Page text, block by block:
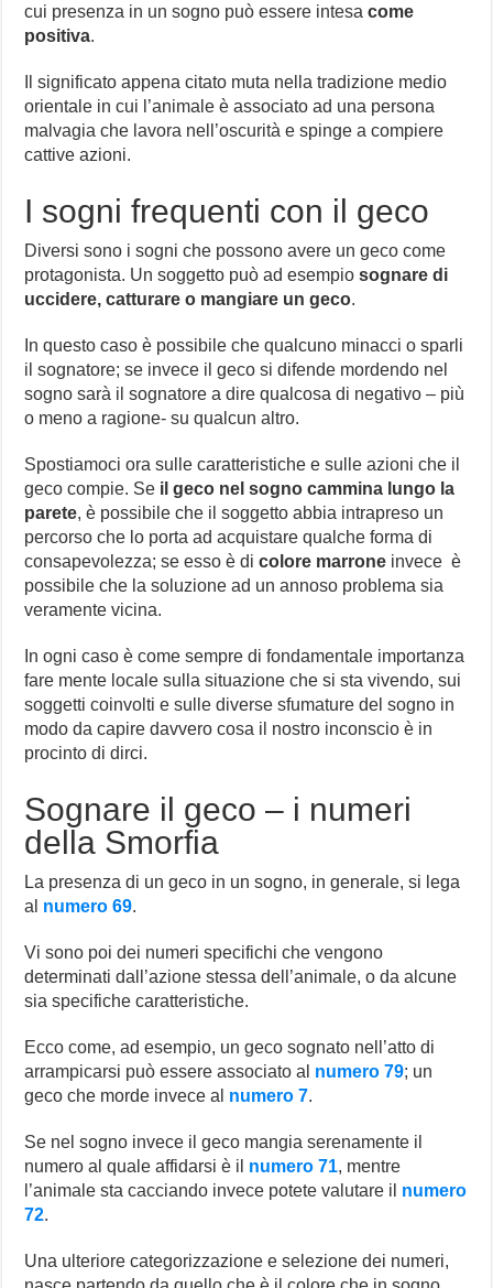
cui presenza in un sogno può essere intesacome
positiva.
Il significato appena citato muta nella tradizione medio
orientale in cui l’animale è associato ad una persona
malvagia che lavora nell’oscurità e spinge a compiere
cattive azioni.
I sogni frequenti con il geco
Diversi sono i sogni che possono avere un geco come
protagonista. Un soggetto può ad esempiosognare di
uccidere, catturare o mangiare un geco.
In questo caso è possibile che qualcuno minacci o sparli
il sognatore; se invece il geco si difende mordendo nel
sogno sarà il sognatore a dire qualcosa di negativo – più
o meno a ragione- su qualcun altro.
Spostiamoci ora sulle caratteristiche e sulle azioni che il
geco compie. Se il geco nel sogno cammina lungo la
parete, è possibile che il soggetto abbia intrapreso un
percorso che lo porta ad acquistare qualche forma di
consapevolezza; se esso è dicolore marrone invece è
possibile che la soluzione ad un annoso problema sia
veramente vicina.
In ogni caso è come sempre di fondamentale importanza
fare mente locale sulla situazione che si sta vivendo, sui
soggetti coinvolti e sulle diverse sfumature del sogno in
modo da capire davvero cosa il nostro inconscio è in
procinto di dirci.
Sognare il geco – i numeri
della Smorfia
La presenza di un geco in un sogno, in generale, si lega
al numero 69.
Vi sono poi dei numeri specifichi che vengono
determinati dall’azione stessa dell’animale, o da alcune
sia specifiche caratteristiche.
Ecco come, ad esempio, un geco sognato nell’atto di
arrampicarsi può essere associato al numero 79; un
geco che morde invece al numero 7.
Se nel sogno invece il geco mangia serenamente il
numero al quale affidarsi è il numero 71, mentre
l’animale sta cacciando invece potete valutare il numero
72.
Una ulteriore categorizzazione e selezione dei numeri,